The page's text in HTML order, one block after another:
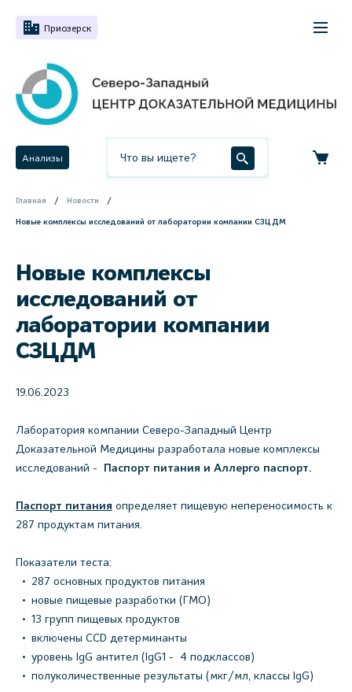
Приозерск
Анализы
Главная Новости
Новые комплексы исследований от лаборатории компании СЗЦДМ
Новые комплексы
исследований от
лаборатории компании
СЗЦДМ
19.06.2023
Лаборатория компании Северо-Западный Центр
Доказательной Медицины разработала новые комплексы
исследований - Паспорт питания и Аллерго паспорт.
Паспорт питания определяет пищевую непереносимость к
287 продуктам питания.
Показатели теста:
287 основных продуктов питания
новые пищевые разработки (ГМО)
13 групп пищевых продуктов
включены CCD детерминанты
уровень IgG антител (IgG1 - 4 подклассов)
полуколичественные результаты (мкг/мл, классы IgG)